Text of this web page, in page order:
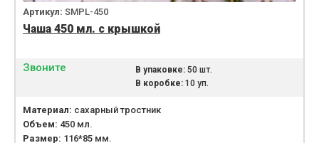
Артикул: SMPL-450
Чаша 450 мл. с крышкой
Звоните В упаковке:50 шт.
В коробке:10 уп.
Материал: сахарный тростник
Объем: 450 мл.
Размер: 116*85 мм.